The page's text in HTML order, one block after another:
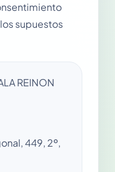
supuestos
REINON
449, 2º,